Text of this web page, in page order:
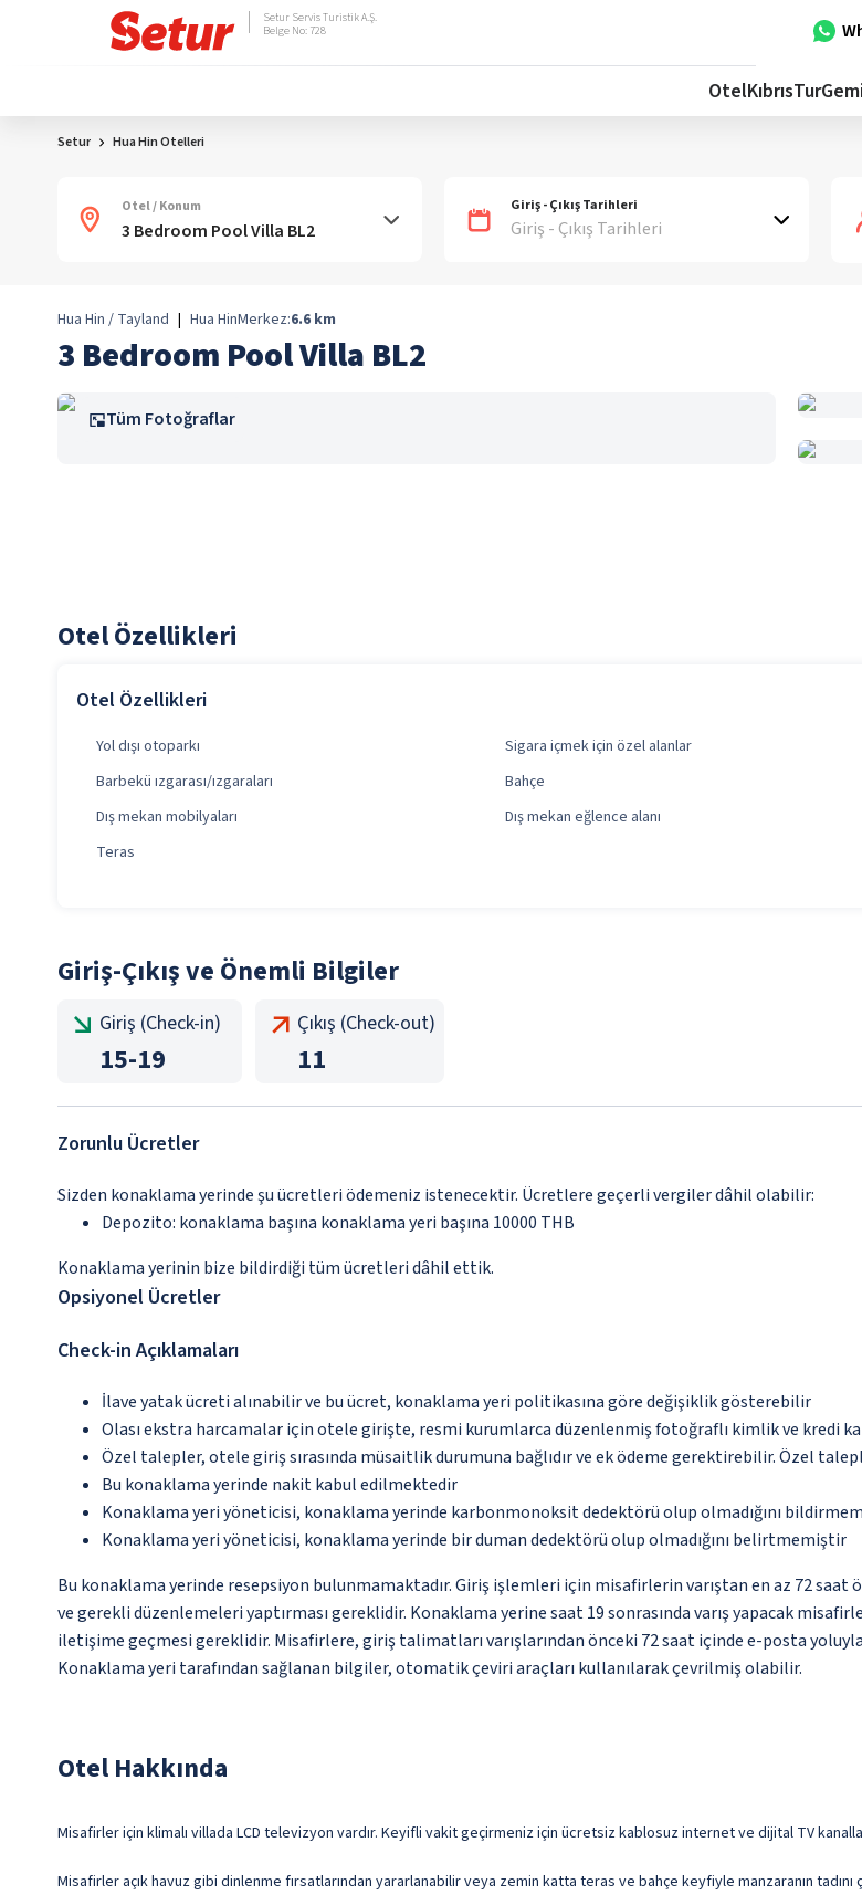
Setur Servis Turistik A.Ş.
Belge No: 728
OtelKıbrısTur
Setur Hua Hin Otelleri
Otel / Konum Giriş - Çıkış Tarihleri
Giriş - Çıkış Tarihleri
Hua Hin / Tayland | Hua HinMerkez:6.6 km
3 Bedroom Pool Villa BL2
Tüm Fotoğraflar
Otel Özellikleri
Otel Özellikleri
Yol dışı otoparkı Sigara içmek için özel alanlar
Barbekü ızgarası/ızgaraları
Bahçe
Dış mekan mobilyaları
Dış mekan eğlence alanı
Teras
Giriş-Çıkış ve Önemli Bilgiler
Giriş (Check-in)
15-19
Çıkış (Check-out)
11
Zorunlu Ücretler
Sizden konaklama yerinde şu ücretleri ödemeniz istenecektir. Ücretlere geçerli vergiler dâhil olabilir:
Depozito: konaklama başına konaklama yeri başına 10000 THB
Konaklama yerinin bize bildirdiği tüm ücretleri dâhil ettik.
Opsiyonel Ücretler
Check-in Açıklamaları
İlave yatak ücreti alınabilir ve bu ücret, konaklama yeri politikasına göre değişiklik gösterebilir
Olası ekstra harcamalar için otele girişte, resmi kurumlarca düzenlenmiş fotoğraflı kimlik ve kredi
Özel talepler, otele giriş sırasında müsaitlik durumuna bağlıdır ve ek ödeme gerektirebilir. Özel
Bu konaklama yerinde nakit kabul edilmektedir
Konaklama yeri yöneticisi, konaklama yerinde karbonmonoksit dedektörü olup olmadığını
Konaklama yeri yöneticisi, konaklama yerinde bir duman dedektörü olup olmadığını belirtmemiştir
Bu konaklama yerinde resepsiyon bulunmamaktadır. Giriş işlemleri için misafirlerin varıştan en az 72
ve gerekli düzenlemeleri yaptırması gereklidir. Konaklama yerine saat 19 sonrasında varış yapacak
iletişime geçmesi gereklidir. Misafirlere, giriş talimatları varışlarından önceki 72 saat içinde e-posta
Konaklama yeri tarafından sağlanan bilgiler, otomatik çeviri araçları kullanılarak çevrilmiş olabilir.
Otel Hakkında
Misafirler için klimalı villada LCD televizyon vardır. Keyifli vakit geçirmeniz için ücretsiz kablosuz internet ve dijital TV
Misafirler açık havuz gibi dinlenme fırsatlarından yararlanabilir veya zemin katta teras ve bahçe keyfiyle manzaranın tadını